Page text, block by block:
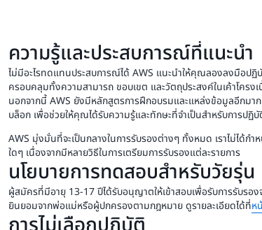
ความรู้และประสบการณ์ที่แนะนำ
ไม่มีอะไรทดแทนประสบการณ์ได้ AWS แนะนำให้คุณลองลงมือปฏิ
ครอบคลุมทั้งความสามารถ ขอบเขต และวัตถุประสงค์ในเค้าโครง
นอกจากนี้ AWS ยังมีหลักสูตรการฝึกอบรมและแหล่งข้อมูลอีกมาก
บล็อก เพื่อช่วยให้คุณได้รับความรู้และทักษะที่จำเป็นสำหรับการปฏิ
AWS มุ่งมั่นที่จะเป็นกลางในการรับรองต่างๆ ทั้งหมด เราไม่ได้ก
ใดๆ เนื่องจากมีหลายวิธีในการเตรียมการรับรองแต่ละรายการ
นโยบายการทดสอบสำหรับวัยรุ่น
ผู้สมัครที่มีอายุ 13-17 ปีได้รับอนุญาตให้เข้าสอบเพื่อรับการรับรอง
ยินยอมจากพ่อแม่หรือผู้ปกครองตามกฎหมาย ดูรายละเอียดได้ที่ห